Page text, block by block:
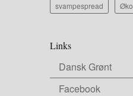
svampespread Øko
Links
Dansk Grønt
Facebook